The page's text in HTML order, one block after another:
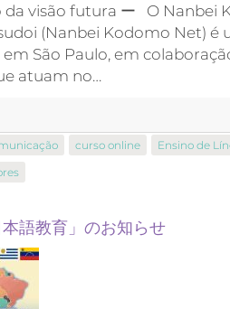
da visão futura ー O Nanbei
(Nanbei Kodomo Net) é
São Paulo, em
atuam no…
curso online
Ensino de
本語教育」のお知らせ